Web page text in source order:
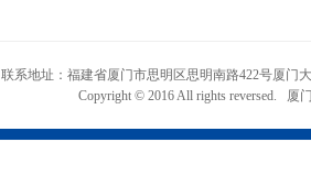
联系地址：福建省厦门市思明区思明南路422号厦门
Copyright © 2016 All rights reversed.